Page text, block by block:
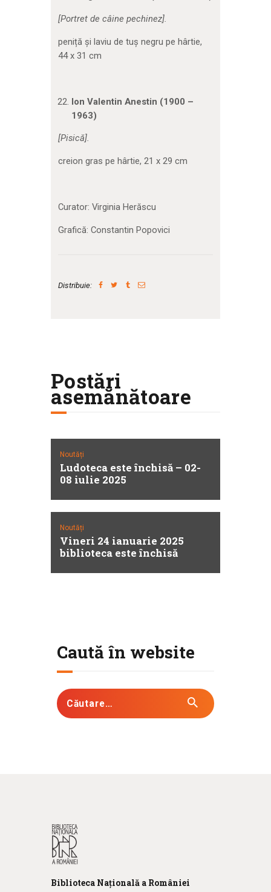
[Portret de câine pechinez].
peniță și laviu de tuș negru pe hârtie,
44 x 31 cm
Ion Valentin Anestin (1900 –
1963)
[Pisică].
creion gras pe hârtie, 21 x 29 cm
Curator: Virginia Herăscu
Grafică: Constantin Popovici
Distribuie:
Postări
asemănătoare
Noutăți
Ludoteca este închisă – 02-
08 iulie 2025
Noutăți
Vineri 24 ianuarie 2025
biblioteca este închisă
Caută în website
Biblioteca Națională a României